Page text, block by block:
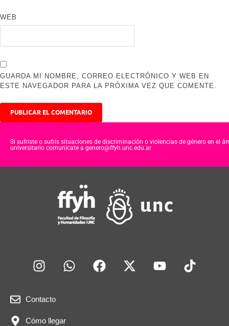
WEB
GUARDA MI NOMBRE, CORREO ELECTRÓNICO Y WEB EN
ESTE NAVEGADOR PARA LA PRÓXIMA VEZ QUE COMENTE.
Si sufriste o sufris situaciones de discriminación o violencias de género en el
universitario comunicate a genero@ffyh.unc.edu.ar
Contacto
Cómo llegar